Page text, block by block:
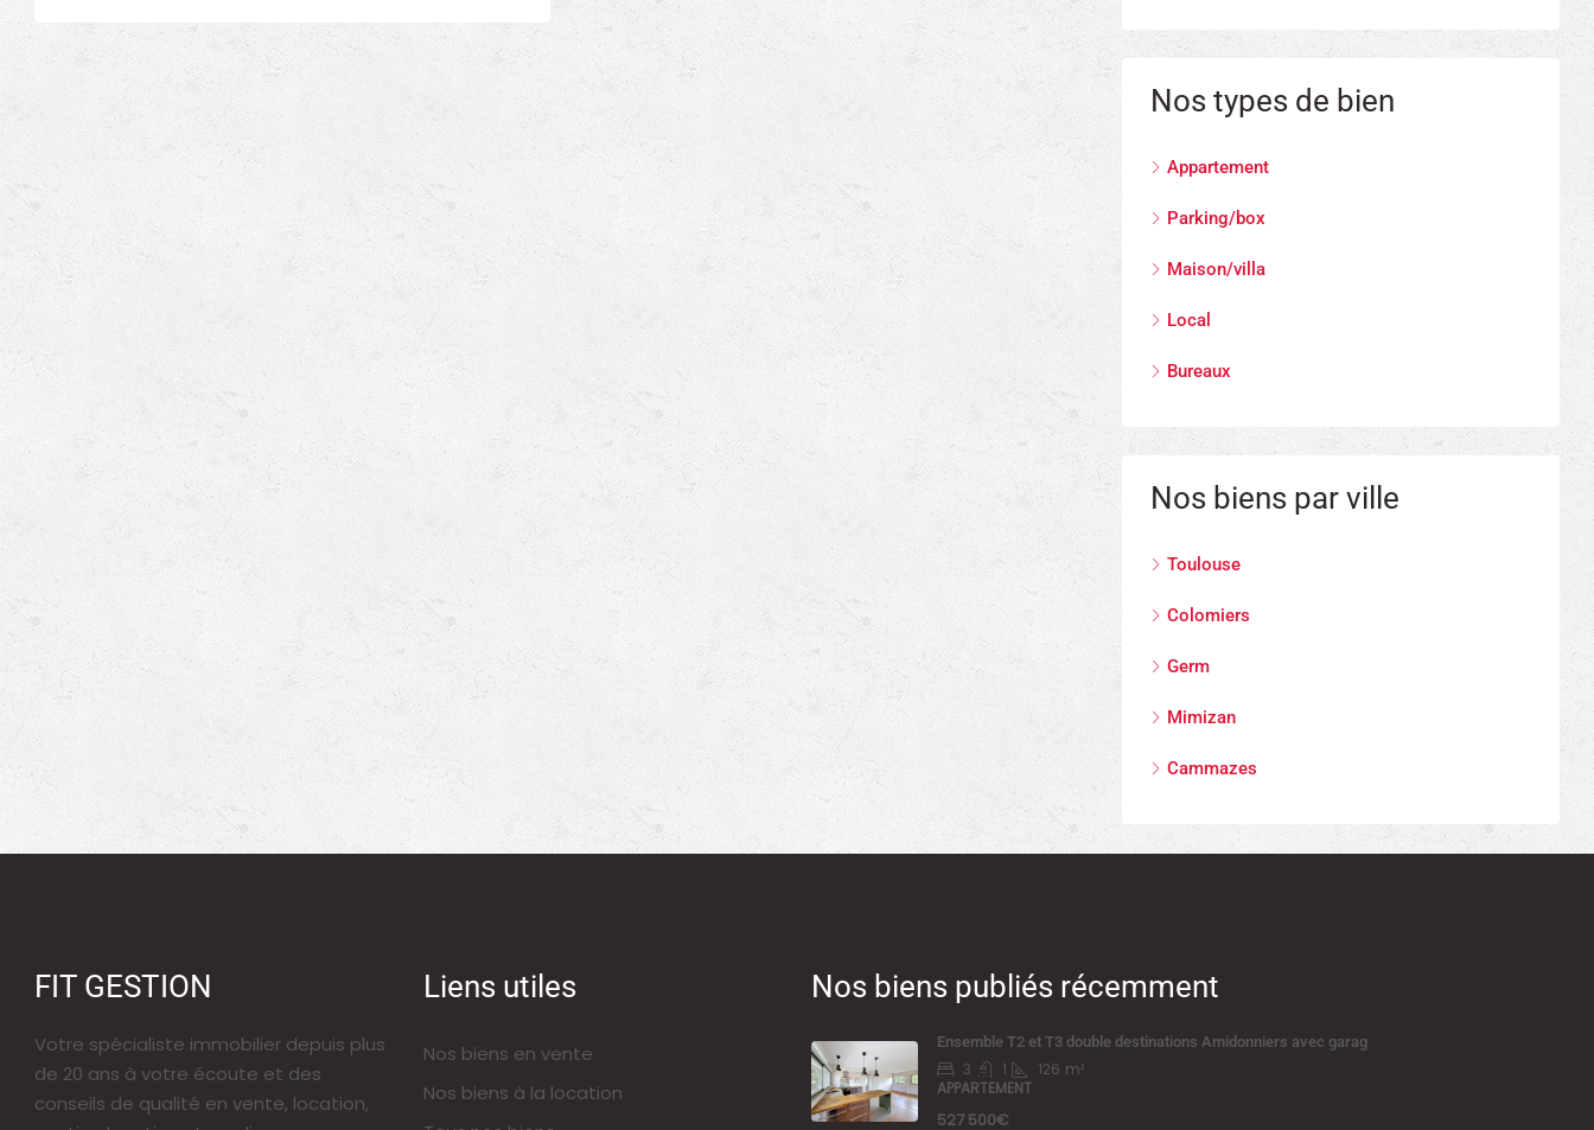
Nos types de bien
Appartement
Parking/box
Maison/villa
Local
Bureaux
Nos biens par ville
Toulouse
Colomiers
Germ
Mimizan
Cammazes
FIT GESTION
Votre spécialiste immobilier depuis plus
de 20 ans à votre écoute et des
conseils de qualité en vente, location,
Liens utiles
Nos biens en vente
Nos biens à la location
Nos biens publiés récemment
Ensemble T2 et T3 double destinations Amidonniers avec garag
3 1 126 m²
APPARTEMENT
527 500€